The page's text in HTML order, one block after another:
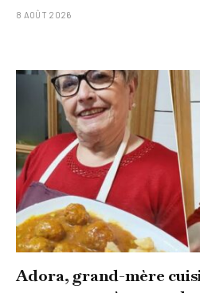
8 AOÛT 2026
Adora, grand-mère